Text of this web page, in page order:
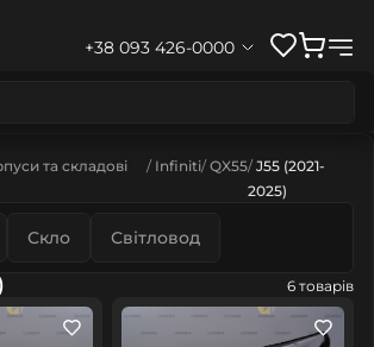
+38 093 426-0000
та складові
Infiniti QX55 J55 (2021-
2025)
Скло Світловод
6 товарів